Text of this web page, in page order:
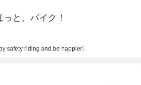
っと、バイク！
safety riding and be happier!